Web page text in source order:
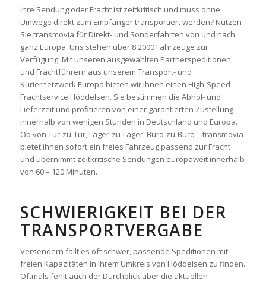
Ihre Sendung oder Fracht ist zeitkritisch und muss ohne
Umwege direkt zum Empfänger transportiert werden? Nutzen
Sie transmovia für Direkt- und Sonderfahrten von und nach
ganz Europa. Uns stehen über 8.2000 Fahrzeuge zur
Verfügung. Mit unseren ausgewählten Partnerspeditionen
und Frachtführern aus unserem Transport- und
Kuriernetzwerk Europa bieten wir ihnen einen High-Speed-
Frachtservice Höddelsen. Sie bestimmen die Abhol- und
Lieferzeit und profitieren von einer garantierten Zustellung
innerhalb von wenigen Stunden in Deutschland und Europa.
Ob von Tür-zu-Tür, Lager-zu-Lager, Büro-zu-Büro – transmovia
bietet ihnen sofort ein freies Fahrzeug passend zur Fracht
und übernimmt zeitkritische Sendungen europaweit innerhalb
von 60 – 120 Minuten.
SCHWIERIGKEIT BEI DER
TRANSPORTVERGABE
Versendern fällt es oft schwer, passende Speditionen mit
freien Kapazitäten in Ihrem Umkreis von Höddelsen zu finden.
Oftmals fehlt auch der Durchblick über die aktuellen